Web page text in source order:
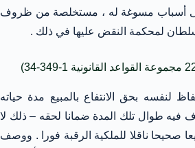
على أسباب مسوغة له ، مستخلصة من ظروف
سلطان لمحكمة النقض عليها في ذلك .
لنفسه بحق الانتفاع بالمبيع مدة حياته
فيه طوال تلك المدة ضمانا لحقه – ذلك لا
صحيحا ناقلا للملكية الرقبة فورا . ووصف